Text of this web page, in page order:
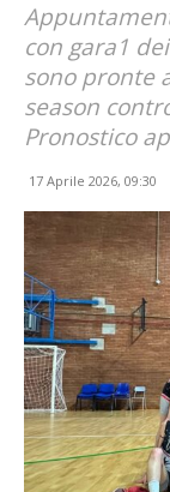
con gara1
sono pronte
season
Pronostico
17 Aprile 2026, 09:30